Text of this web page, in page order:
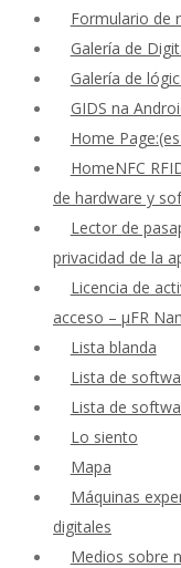
Formulario de
Galería de
Galería de
GIDS na
Home
HomeNFC
de hardware y
Lector de
privacidad de la
Licencia de
acceso – μFR
Lista blanda
Lista de
Lista de
Lo siento
Mapa
Máquinas
digitales
Medios sobre